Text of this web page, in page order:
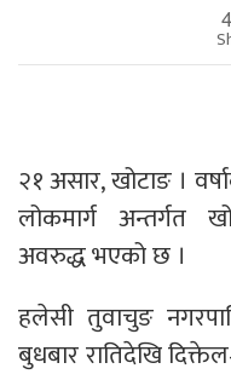
२१ असार, खोटाङ ।
लोकमार्ग अन्तर्गत
अवरुद्ध भएको छ ।
हलेसी तुवाचुङ
बुधबार रातिदेखि